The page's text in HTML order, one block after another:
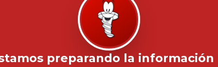
preparando la información